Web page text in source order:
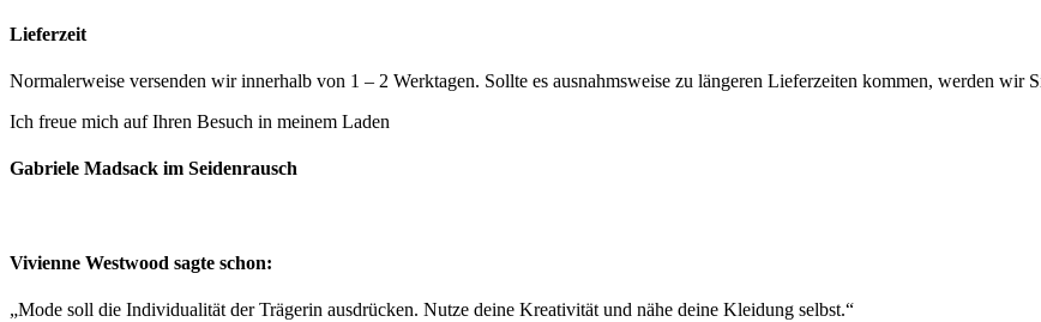
Lieferzeit
Normalerweise versenden wir innerhalb von 1 – 2 Werktagen. Sollte es ausnahmsweise zu längeren Lieferzeiten kommen, werden wir
Ich freue mich auf Ihren Besuch in meinem Laden
Gabriele Madsack im Seidenrausch
Vivienne Westwood sagte schon:
„Mode soll die Individualität der Trägerin ausdrücken. Nutze deine Kreativität und nähe deine Kleidung selbst.“